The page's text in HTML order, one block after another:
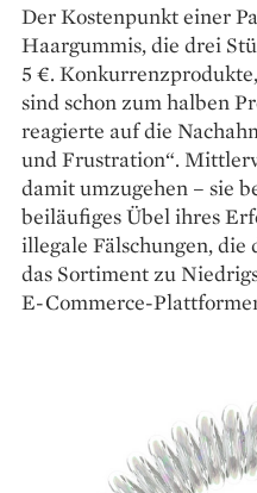
Der Kostenpunkt einer
Haargummis, die drei
5 €.
sind schon zum halben
reagierte auf die
und Frustration“.
damit umzugehen – sie
beiläufiges Übel ihres
ille­gale Fälschungen,
das Sortiment zu
E-Commerce-